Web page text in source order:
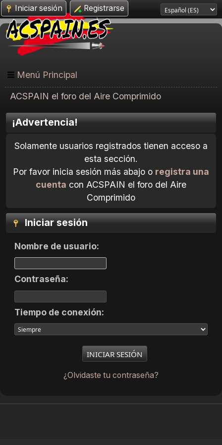
Iniciar sesión Registrarse
Menú Principal
ACSPAIN el foro del Aire Comprimido
¡Advertencia!
Solamente usuarios registrados tienen acceso a
esta sección.
Por favor inicia sesión más abajo o registra una
cuenta con ACSPAIN el foro del Aire
Comprimido
Iniciar sesión
Nombre de usuario:
Contraseña:
Tiempo de conexión:
¿Olvidaste tu contraseña?